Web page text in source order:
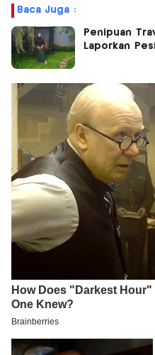
Baca Juga :
Penipuan
Laporkan